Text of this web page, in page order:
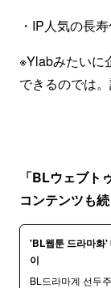
・IP人気の長
※Ylabみたいに
できるのでは
「BLウェブ
コンテンツも
'BL웹툰 드라마화
이
BL드라마계 선두